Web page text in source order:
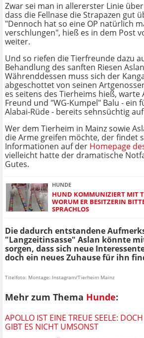
Zwar sei man in allererster Linie
dass die Fellnase die Strapazen gut
"Dennoch hat so eine OP natürlich
verschlungen", hieß es in dem Post
weiter.
Und so riefen die Tierfreunde dazu
Behandlung des sanften Riesen
Währenddessen muss sich der
abgeschottet von seinen
es seitens des Tierheims hieß, warte
Freund und "WG-Kumpel" Balu - ein
Alabai-Rüde - bereits sehnsüchtig
Wer dem Tierheim in Mainz sowie
die Arme greifen möchte, der findet
Informationen auf der Homepage
vielleicht hatte der dramatische
Gutes.
HUNDE
HUND KOMMUNIZIERT MIT
WORUM ER BESITZERIN
SPRACHLOS
Die dadurch entstandene
"Langzeitinsasse" Aslan könnte
sorgen, dass sich neue
doch ein neues Zuhause für ihn
Titelfoto: Montage: Instagram/Tierheim Mainz
Mehr zum Thema Hunde:
APOLLO IST EINE TREUE SEELE:
GIBT ES NICHT UMSONST